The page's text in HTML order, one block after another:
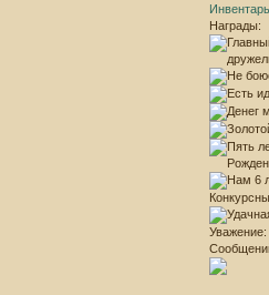
Инвентарь
Награды:
Уважение: